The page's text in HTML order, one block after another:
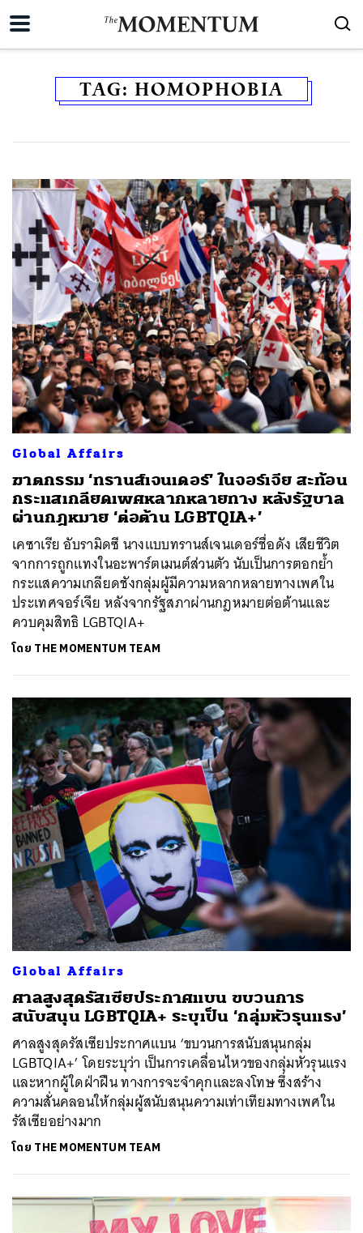
TAG: HOMOPHOBIA
Global Affairs
ฆาตกรรม ‘ทรานส์เจนเดอร์’ ในจอร์เจีย สะท้อน
กระแสเกลียดเพศหลากหลายทาง หลังรัฐบาล
ผ่านกฎหมาย ‘ต่อต้าน LGBTQIA+’
เคซาเรีย อับรามิดซี นางแบบทรานส์เจนเดอร์ชื่อดัง เสียชีวิต
จากการถูกแทงในอะพาร์ตเมนต์ส่วนตัว นับเป็นการตอกย้ำ
กระแสความเกลียดชังกลุ่มผู้มีความหลากหลายทางเพศใน
ประเทศจอร์เจีย หลังจากรัฐสภาผ่านกฎหมายต่อต้านและ
ควบคุมสิทธิ LGBTQIA+
โดย THE MOMENTUM TEAM
Global Affairs
ศาลสูงสุดรัสเซียประกาศแบน ขบวนการ
สนับสนุน LGBTQIA+ ระบุเป็น ‘กลุ่มหัวรุนแรง’
ศาลสูงสุดรัสเซียประกาศแบน ‘ขบวนการสนับสนุนกลุ่ม
LGBTQIA+’ ​โดยระบุว่า เป็นการเคลื่อนไหวของกลุ่มหัวรุนแรง
และหากผู้ใดฝ่าฝืน ทางการจะจำคุกและลงโทษ ซึ่งสร้าง
ความสั่นคลอนให้กลุ่มผู้สนับสนุนความเท่าเทียมทางเพศใน
รัสเซียอย่างมาก
โดย THE MOMENTUM TEAM